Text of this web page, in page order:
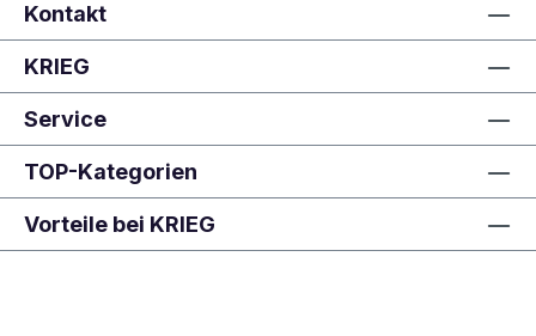
Kontakt
KRIEG
Service
TOP-Kategorien
Vorteile bei KRIEG